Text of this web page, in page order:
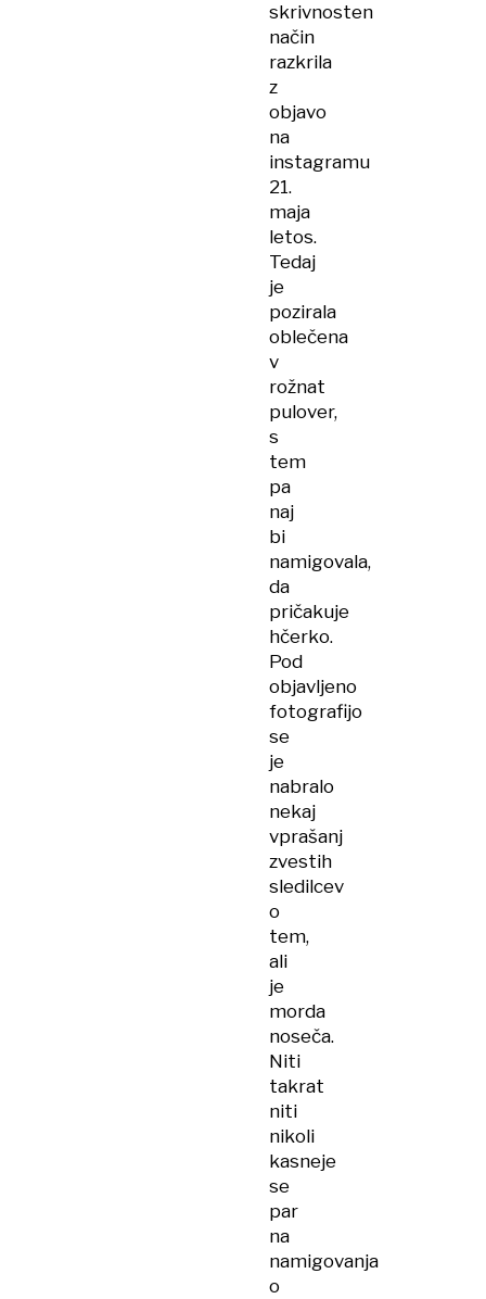
skrivnosten
način
razkrila
z
objavo
na
instagramu
21.
maja
letos.
Tedaj
je
pozirala
oblečena
v
rožnat
pulover,
s
tem
pa
naj
bi
namigovala,
da
pričakuje
hčerko.
Pod
objavljeno
fotografijo
se
je
nabralo
nekaj
vprašanj
zvestih
sledilcev
o
tem,
ali
je
morda
noseča.
Niti
takrat
niti
nikoli
kasneje
se
par
na
namigovanja
o